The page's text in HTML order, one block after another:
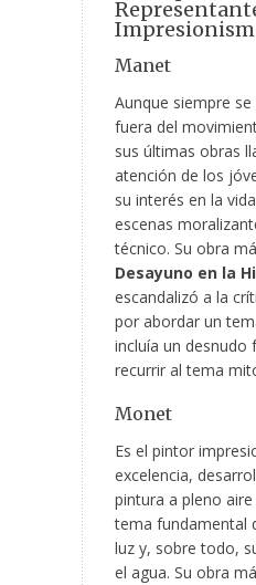
Manet
Aunque siempre
fuera del
sus últimas obras
atención de los
su interés en la
escenas
técnico. Su obra
Desayuno en la
escandalizó a la
por abordar un
incluía un desnudo
recurrir al tema
Monet
Es el pintor
excelencia,
pintura a pleno aire
tema fundamental
luz y, sobre todo,
el agua. Su obra